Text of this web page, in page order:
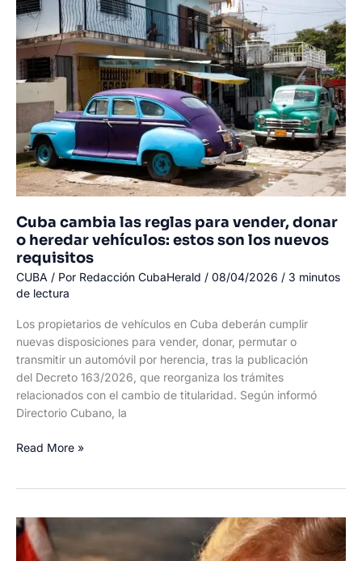
de
visita
a
la
isla
y
terminó
condenado
a
cinco
años
prisión
Cuba cambia las reglas para vender, donar
o heredar vehículos: estos son los nuevos
requisitos
CUBA / Por Redacción CubaHerald / 08/04/2026 / 3 minutos
de lectura
Los propietarios de vehículos en Cuba deberán cumplir
nuevas disposiciones para vender, donar, permutar o
transmitir un automóvil por herencia, tras la publicación
del Decreto 163/2026, que reorganiza los trámites
relacionados con el cambio de titularidad. Según informó
Directorio Cubano, la
Cuba
para
vender,
donar
Read More »